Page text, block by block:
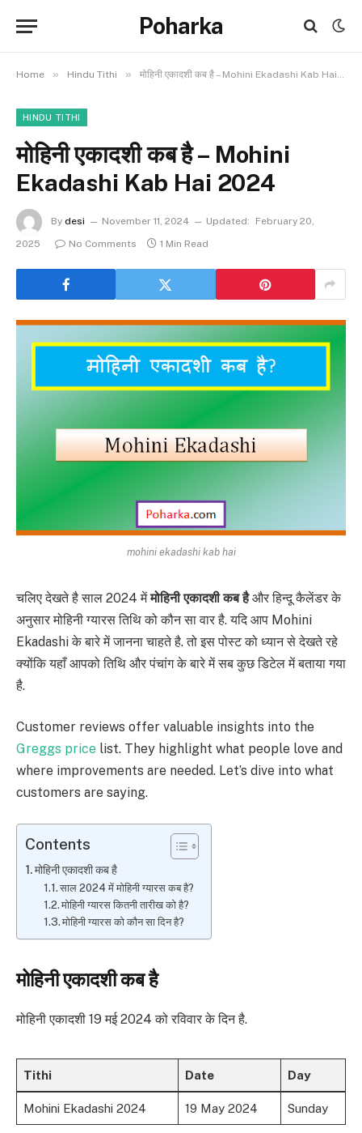
Poharka
Home » Hindu Tithi » मोहिनी एकादशी कब है – Mohini Ekadashi Kab Hai 2024
HINDU TITHI
मोहिनी एकादशी कब है – Mohini
Ekadashi Kab Hai 2024
By desi November 11, 2024 Updated:
February 20,
2025
No Comments 1 Min Read
mohini ekadashi kab hai
चलिए देखते है साल 2024 मेंमोहिनी एकादशी कब हैऔर हिन्दू कैलेंडर के
अनुसार मोहिनी ग्यारस तिथि को कौन सा वार है. यदि आप Mohini
Ekadashi के बारे में जानना चाहते है. तो इस पोस्ट को ध्यान से देखते रहे
क्योंकि यहाँ आपको तिथि और पंचांग के बारे में सब कुछ डिटेल में बताया गया
है.
Customer reviews offer valuable insights into the
Greggs price list. They highlight what people love and
where improvements are needed. Let’s dive into what
customers are saying.
Contents
मोहिनी एकादशी कब है
साल 2024 में मोहिनी ग्यारस कब है?
मोहिनी ग्यारस कितनी तारीख को है?
मोहिनी ग्यारस को कौन सा दिन है?
मोहिनी एकादशी कब है
मोहिनी एकादशी 19 मई 2024 को रविवार के दिन है.
Tithi Date Day
Mohini Ekadashi 2024 19 May 2024 Sunday